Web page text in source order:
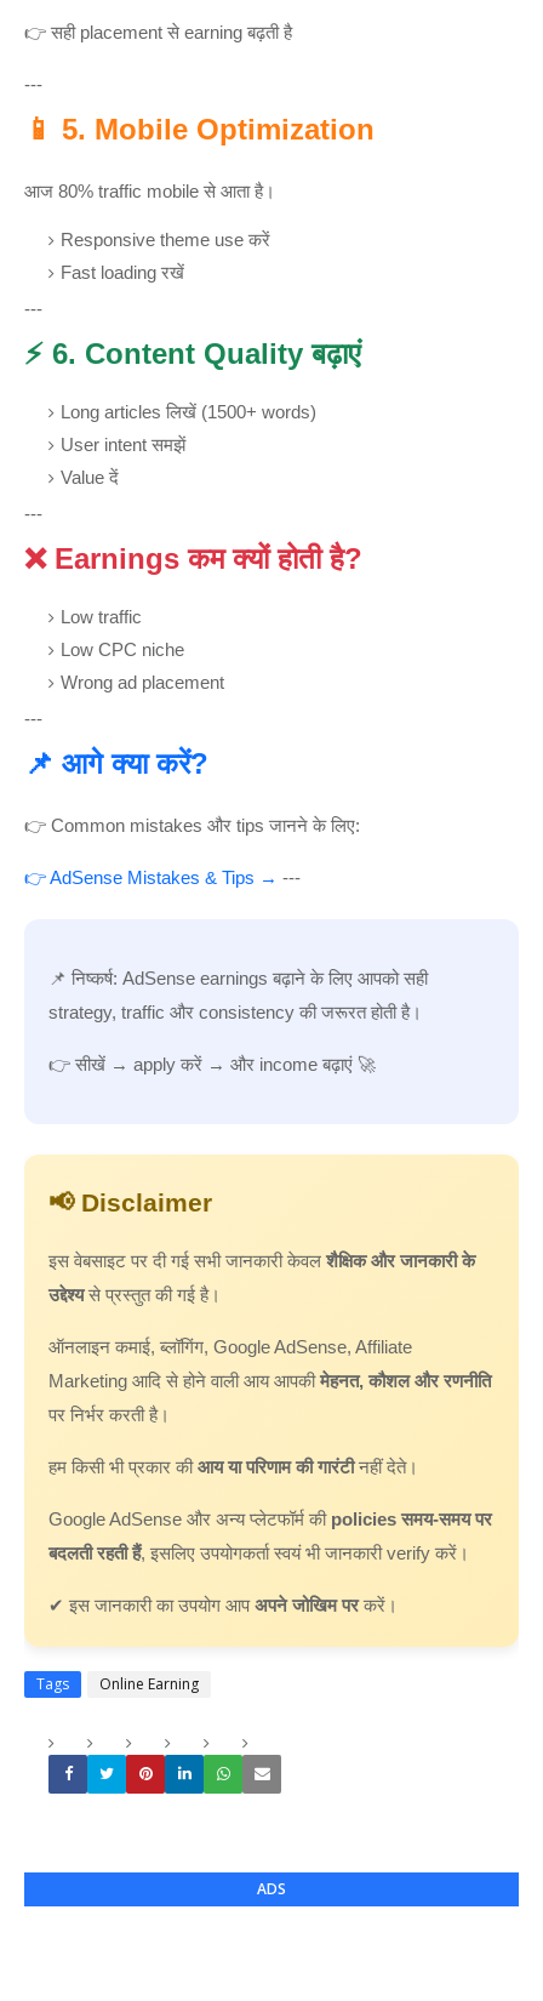
👉 सही placement से earning बढ़ती है
---
📱 5. Mobile Optimization
आज 80% traffic mobile से आता है।
Responsive theme use करें
Fast loading रखें
---
⚡ 6. Content Quality बढ़ाएं
Long articles लिखें (1500+ words)
User intent समझें
Value दें
---
❌ Earnings कम क्यों होती है?
Low traffic
Low CPC niche
Wrong ad placement
---
📌 आगे क्या करें?
👉 Common mistakes और tips जानने के लिए:
👉 AdSense Mistakes & Tips → ---
📌 निष्कर्ष: AdSense earnings बढ़ाने के लिए आपको सही
strategy, traffic और consistency की जरूरत होती है।
👉 सीखें → apply करें → और income बढ़ाएं 🚀
📢 Disclaimer
इस वेबसाइट पर दी गई सभी जानकारी केवल शैक्षिक और जानकारी के
उद्देश्यसे प्रस्तुत की गई है।
ऑनलाइन कमाई, ब्लॉगिंग, Google AdSense, Affiliate
Marketing आदि से होने वाली आय आपकीमेहनत, कौशल और रणनीति
पर निर्भर करती है।
हम किसी भी प्रकार कीआय या परिणाम की गारंटीनहीं देते।
Google AdSense और अन्य प्लेटफॉर्म की policies समय-समय पर
बदलती रहती हैं, इसलिए उपयोगकर्ता स्वयं भी जानकारी verify करें।
✔ इस जानकारी का उपयोग आपअपने जोखिम परकरें।
Tags Online Earning
ADS